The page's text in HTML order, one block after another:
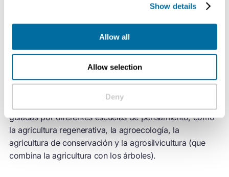
Show details
Allow all
Allow selection
Deny
arraigados en la base esencial de ser producidos de
forma regenerativa.
La producción regenerativa es una forma de gestionar la
tierra que genera resultados positivos, como suelos
sanos, mejor calidad del aire y del agua y mayor
biodiversidad local. Estos resultados pueden alcanzarse
mediante prácticas específicas para cada contexto y
guiadas por diferentes escuelas de pensamiento, como
la agricultura regenerativa, la agroecología, la
agricultura de conservación y la agrosilvicultura (que
combina la agricultura con los árboles).